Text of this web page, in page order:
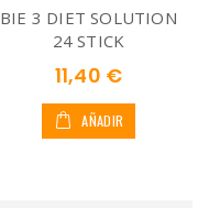
BIE 3 DIET SOLUTION
24 STICK
11,40 €
AÑADIR